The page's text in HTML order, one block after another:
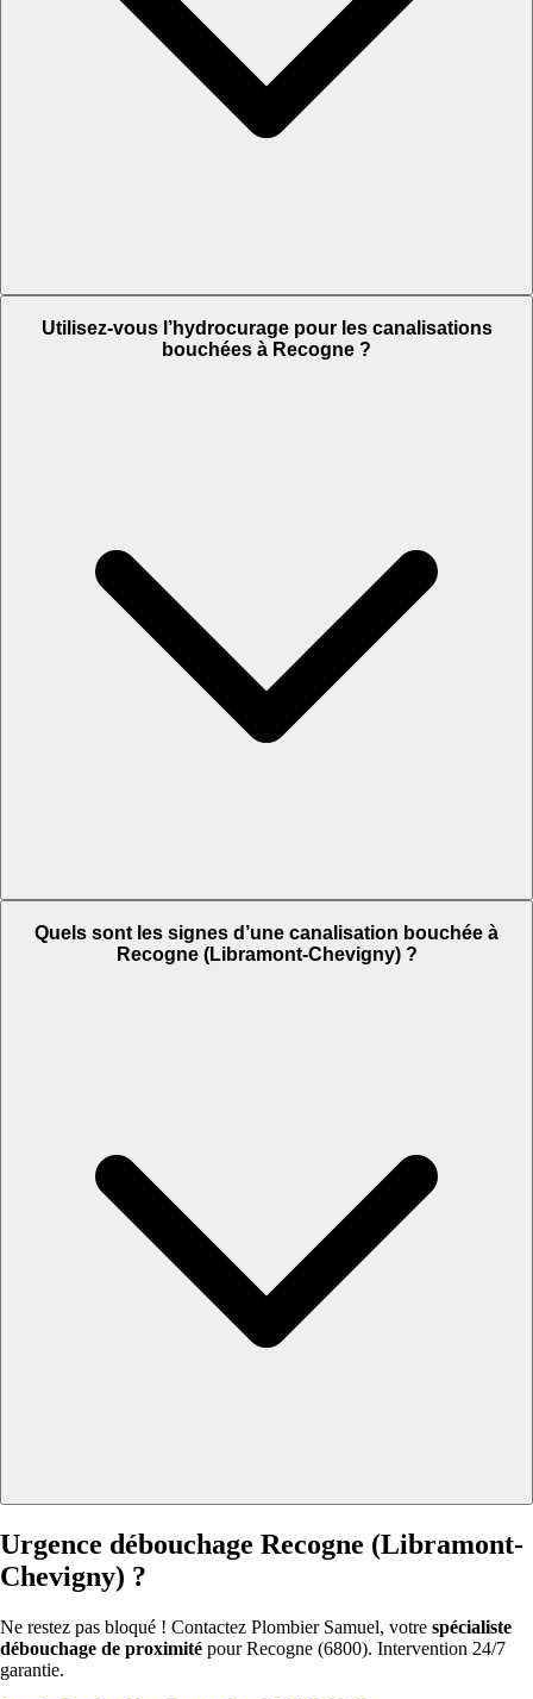
Utilisez-vous l’hydrocurage pour les canalisations
bouchées à Recogne ?
Quels sont les signes d’une canalisation bouchée à
Recogne (Libramont-Chevigny) ?
Urgence débouchage Recogne (Libramont-
Chevigny) ?
Ne restez pas bloqué ! Contactez Plombier Samuel, votre spécialiste
débouchage de proximité pour Recogne (6800). Intervention 24/7
garantie.